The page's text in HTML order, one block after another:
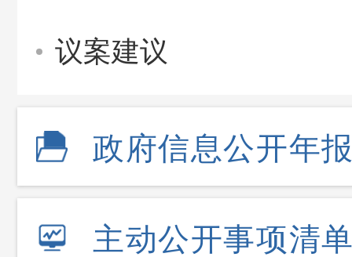
议案建议
政府信息公开年
主动公开事项清